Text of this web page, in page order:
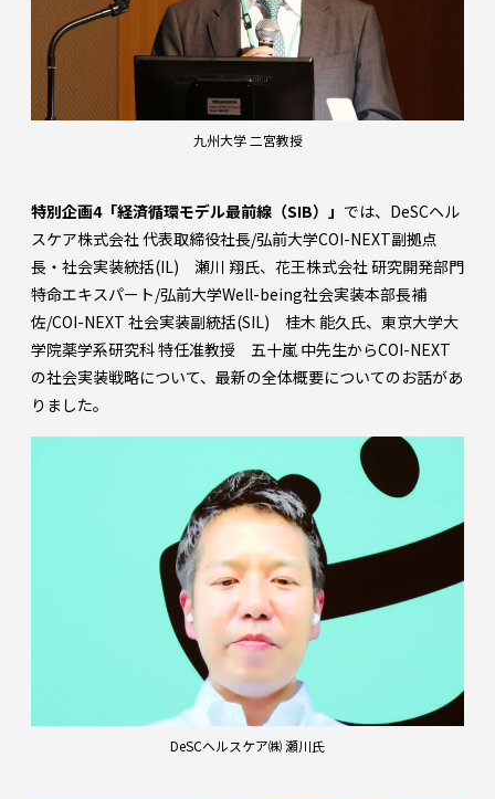
九州大学 二宮教授
特別企画4「経済循環モデル最前線（SIB）」 では、DeSCヘル
スケア株式会社 代表取締役社長/弘前大学COI-NEXT副拠点
長・社会実装統括(IL) 瀬川 翔氏、花王株式会社 研究開発部門
特命エキスパート/弘前大学Well-being社会実装本部長補
佐/COI-NEXT 社会実装副統括(SIL) 桂木 能久氏、東京大学大
学院薬学系研究科 特任准教授 五十嵐 中先生からCOI-NEXT
の社会実装戦略について、最新の全体概要についてのお話があ
りました。
DeSCヘルスケア㈱ 瀬川氏